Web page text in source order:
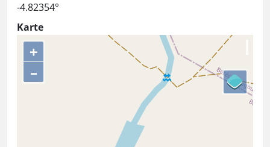
-4.82354°
Karte
+
–